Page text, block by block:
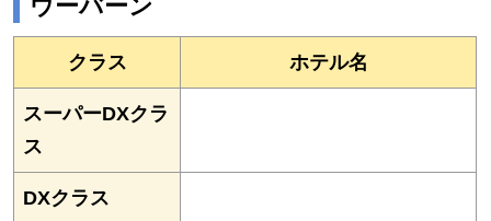
ウーバーン
クラス ホテル名
スーパーDXクラ
ス
DXクラス